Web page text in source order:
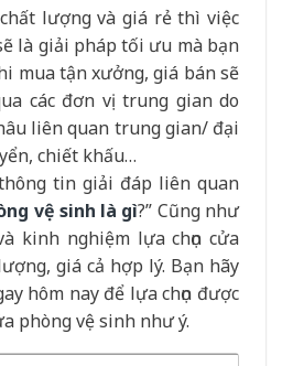
lượng và giá rẻ thì việc
là giải pháp tối ưu mà bạn
mua tận xưởng, giá bán sẽ
các đơn vị trung gian do
liên quan trung gian/ đại
chiết khấu…
tin giải đáp liên quan
vệ sinh là gì?” Cũng như
kinh nghiệm lựa chọn cửa
giá cả hợp lý. Bạn hãy
hôm nay để lựa chọn được
phòng vệ sinh như ý.